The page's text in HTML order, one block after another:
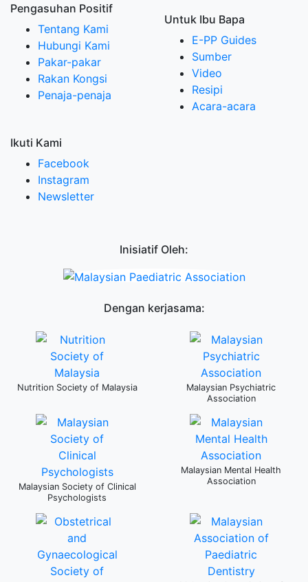
Pengasuhan Positif
Tentang Kami
Hubungi Kami
Pakar-pakar
Rakan Kongsi
Penaja-penaja
Untuk Ibu Bapa
E-PP Guides
Sumber
Video
Resipi
Acara-acara
Ikuti Kami
Facebook
Instagram
Newsletter
Inisiatif Oleh:
Dengan kerjasama:
Nutrition Society of Malaysia
Malaysian Psychiatric
Association
Malaysian Society of Clinical
Psychologists
Malaysian Mental Health
Association